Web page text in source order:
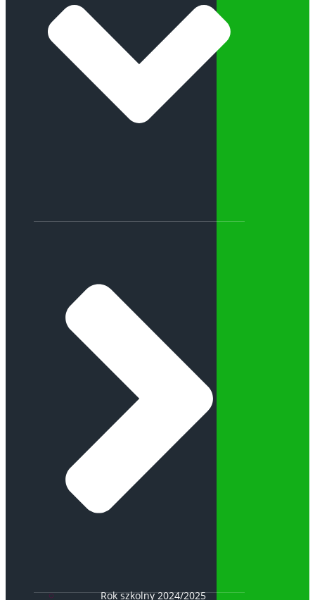
Rok szkolny 2024/2025